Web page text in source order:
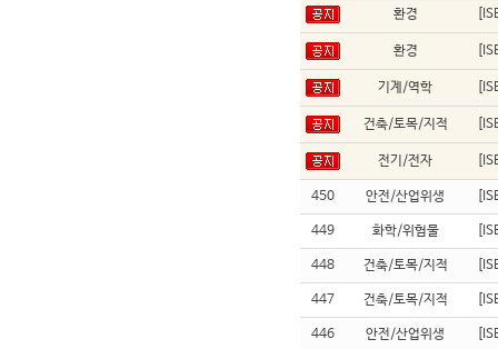
환경
환경
기계/역학
건축/토목/지적
전기/전자
450 안전/산업위생
449 화학/위험물
448 건축/토목/지적
447 건축/토목/지적
446 안전/산업위생